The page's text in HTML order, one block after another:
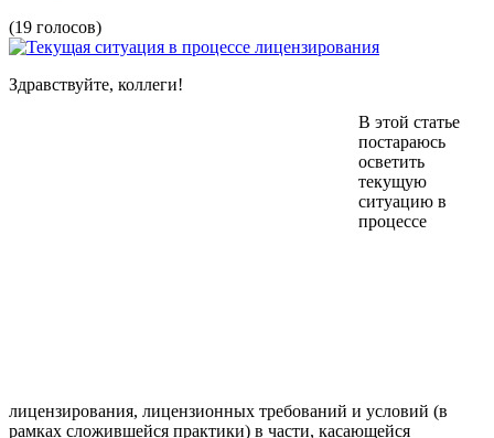
(19 голосов)
Здравствуйте, коллеги!
В этой статье
постараюсь
осветить
текущую
ситуацию в
процессе
лицензирования, лицензионных требований и условий (в
рамках сложившейся практики) в части, касающейся